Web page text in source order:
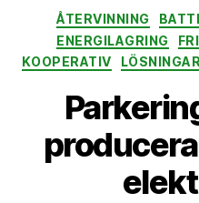
ÅTERVINNING
ENERGILAGRING
KOOPERATIV